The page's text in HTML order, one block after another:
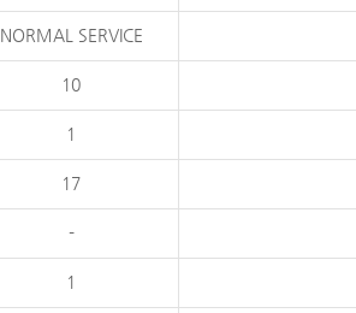
NORMAL SERVICE
10
1
17
-
1